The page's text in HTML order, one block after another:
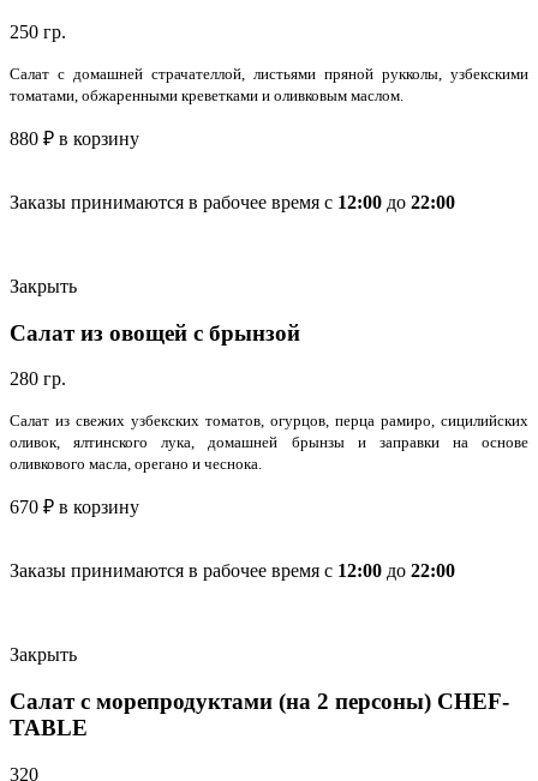
250 гр.
Салат с домашней страчателлой, листьями пряной рукколы, узбекскими
томатами, обжаренными креветками и оливковым маслом.
880 ₽ в корзину
Заказы принимаются в рабочее время с 12:00 до 22:00
Закрыть
Салат из овощей с брынзой
280 гр.
Салат из свежих узбекских томатов, огурцов, перца рамиро, сицилийских
оливок, ялтинского лука, домашней брынзы и заправки на основе
оливкового масла, орегано и чеснока.
670 ₽ в корзину
Заказы принимаются в рабочее время с 12:00 до 22:00
Закрыть
Салат с морепродуктами (на 2 персоны) CHEF-
TABLE
320